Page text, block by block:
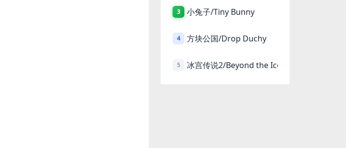
3 小兔子/Tiny Bunny
4 方块公国/Drop Duchy
5 冰宫传说2/Beyond the Ice Palace 2